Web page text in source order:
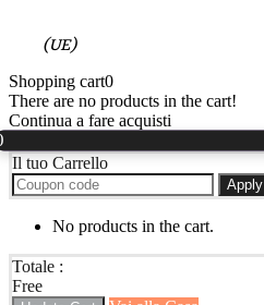
(UE)
Shopping cart0
There are no products in the cart!
Continua a fare acquisti
Il tuo Carrello
Apply
No products in the cart.
Totale :
Free